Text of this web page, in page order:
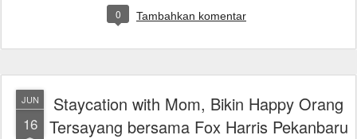
0 Tambahkan komentar
JUN
16
Staycation with Mom, Bikin Happy Orang
Tersayang bersama Fox Harris Pekanbaru